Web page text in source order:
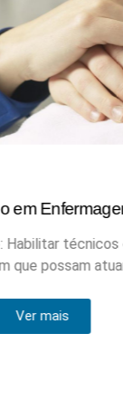
de
atuar, sob